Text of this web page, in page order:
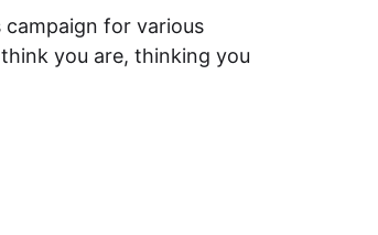
for various
you are, thinking you